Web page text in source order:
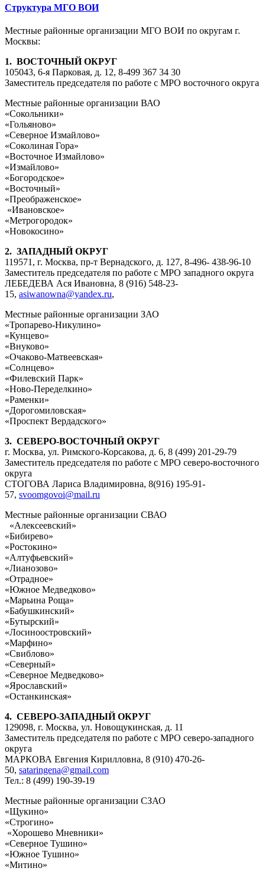
Структура МГО ВОИ
Местные районные организации МГО ВОИ по округам г.
Москвы:
1. ВОСТОЧНЫЙ ОКРУГ
105043, 6-я Парковая, д. 12, 8-499 367 34 30
Заместитель председателя по работе с МРО восточного округа
Местные районные организации ВАО
«Сокольники»
«Гольяново»
«Северное Измайлово»
«Соколиная Гора»
«Восточное Измайлово»
«Измайлово»
«Богородское»
«Восточный»
«Преображенское»
«Ивановское»
«Метрогородок»
«Новокосино»
2. ЗАПАДНЫЙ ОКРУГ
119571, г. Москва, пр-т Вернадского, д. 127, 8-496- 438-96-10
Заместитель председателя по работе с МРО западного округа
ЛЕБЕДЕВА Ася Ивановна, 8 (916) 548-23-
15, asiwanowna@yandex.ru,
Местные районные организации ЗАО
«Тропарево-Никулино»
«Кунцево»
«Внуково»
«Очаково-Матвеевская»
«Солнцево»
«Филевский Парк»
«Ново-Переделкино»
«Раменки»
«Дорогомиловская»
«Проспект Вердадского»
3. СЕВЕРО-ВОСТОЧНЫЙ ОКРУГ
г. Москва, ул. Римского-Корсакова, д. 6, 8 (499) 201-29-79
Заместитель председателя по работе с МРО северо-восточного
округа
СТОГОВА Лариса Владимировна, 8(916) 195-91-
57, svoomgovoi@mail.ru
Местные районные организации СВАО
«Алексеевский»
«Бибирево»
«Ростокино»
«Алтуфьевский»
«Лианозово»
«Отрадное»
«Южное Медведково»
«Марьина Роща»
«Бабушкинский»
«Бутырский»
«Лосиноостровский»
«Марфино»
«Свиблово»
«Северный»
«Северное Медведково»
«Ярославский»
«Останкинская»
4. СЕВЕРО-ЗАПАДНЫЙ ОКРУГ
129098, г. Москва, ул. Новощукинская, д. 11
Заместитель председателя по работе с МРО северо-западного
округа
МАРКОВА Евгения Кирилловна, 8 (910) 470-26-
50, sataringena@gmail.com
Тел.: 8 (499) 190-39-19
Местные районные организации СЗАО
«Щукино»
«Строгино»
«Хорошево Мневники»
«Северное Тушино»
«Южное Тушино»
«Митино»